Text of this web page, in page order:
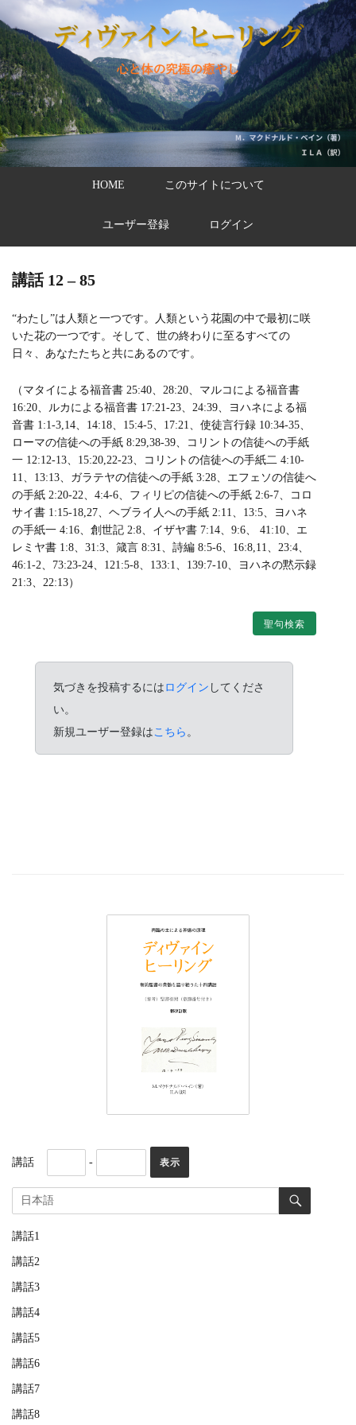
HOME このサイトについて
ユーザー登録 ログイン
講話 12 – 85
“わたし”は人類と一つです。人類という花園の中で最初に咲
いた花の一つです。そして、世の終わりに至るすべての
日々、あなたたちと共にあるのです。
（マタイによる福音書 25:40、28:20、マルコによる福音書
16:20、ルカによる福音書 17:21-23、24:39、ヨハネによる福
音書 1:1-3,14、14:18、15:4-5、17:21、使徒言行録 10:34-35、
ローマの信徒への手紙 8:29,38-39、コリントの信徒への手紙
一 12:12-13、15:20,22-23、コリントの信徒への手紙二 4:10-
11、13:13、ガラテヤの信徒への手紙 3:28、エフェソの信徒へ
の手紙 2:20-22、4:4-6、フィリピの信徒への手紙 2:6-7、コロ
サイ書 1:15-18,27、ヘブライ人への手紙 2:11、13:5、ヨハネ
の手紙一 4:16、創世記 2:8、イザヤ書 7:14、9:6、 41:10、エ
レミヤ書 1:8、31:3、箴言 8:31、詩編 8:5-6、16:8,11、23:4、
46:1-2、73:23-24、121:5-8、133:1、139:7-10、ヨハネの黙示録
21:3、22:13）
聖句検索
気づきを投稿するにはログイン してくださ
い。
新規ユーザー登録はこちら 。
講話 -
講話1
講話2
講話3
講話4
講話5
講話6
講話7
講話8